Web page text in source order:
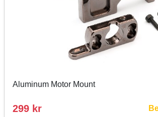
Aluminum Motor Mount
299 kr